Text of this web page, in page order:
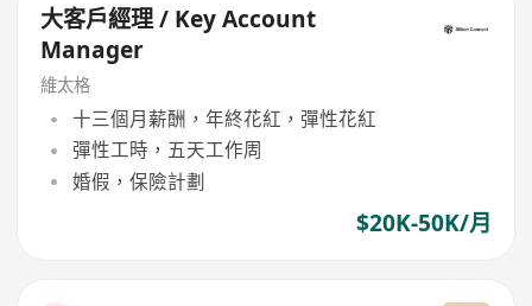
大客戶經理 / Key Account
Manager
維太格
十三個月薪酬，年終花紅，彈性花紅
彈性工時，五天工作周
婚假，保險計劃
$20K-50K/月